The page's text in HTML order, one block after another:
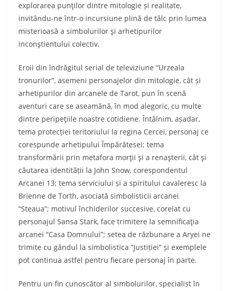
explorarea punţilor dintre mitologie și realitate,
invitându-ne într-o incursiune plină de tâlc prin lumea
misterioasă a simbolurilor şi arhetipurilor
inconştientului colectiv.
Eroii din îndrăgitul serial de televiziune “Urzeala
tronurilor”, asemeni personajelor din mitologie, cât și
arhetipurilor din arcanele de Tarot, pun în scenă
aventuri care se aseamănă, în mod alegoric, cu multe
dintre peripeţiile noastre cotidiene. Întâlnim, așadar,
tema protecției teritoriului la regina Cercei, personaj ce
corespunde arhetipului Împărătesei; tema
transformării prin metafora morţii şi a renaşterii, cât şi
căutarea identității la John Snow, corespondentul
Arcanei 13; tema serviciului și a spiritului cavaleresc la
Brienne de Torth, asociată simbolisticii arcanei
“Steaua”; motivul închiderilor succesive, corelat cu
personajul Sansa Stark, face trimitere la semnificaţia
arcanei “Casa Domnului”; setea de răzbunare a Aryei ne
trimite cu gândul la simbolistica “Justiției” și exemplele
pot continua astfel pentru fiecare personaj în parte.
Pentru un fin cunoscător al simbolurilor, specialist în